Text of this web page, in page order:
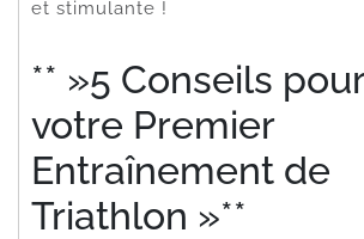
et stimulante !
** »5 Conseils
votre Premier
Entraînement de
Triathlon »**